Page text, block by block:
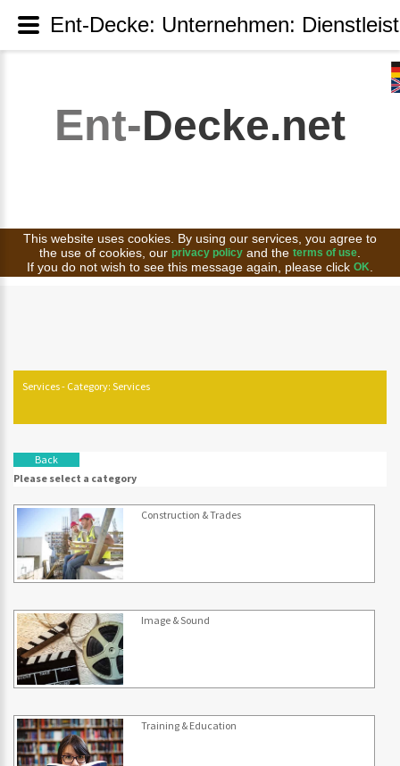
Ent-Decke.net
This website uses cookies. By using our services, you agree to
the use of cookies, our privacy policy and the terms of use
If you do not wish to see this message again, please click OK
Services - Category: Services
Back
Please select a category
Construction & Trades
Image & Sound
Training & Education
Ent-Decke: Unternehmen: